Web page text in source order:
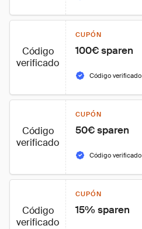
Código
verificado
CUPÓN
100€ sparen
Código verificado
Código
verificado
CUPÓN
50€ sparen
Código verificado
Código
verificado
CUPÓN
15% sparen